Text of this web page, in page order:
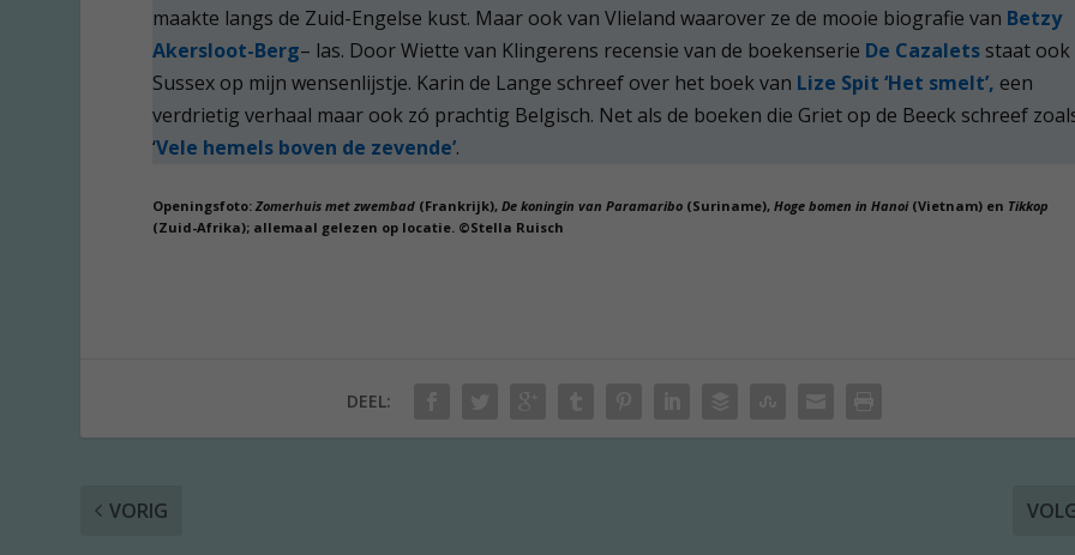
maakte langs de Zuid-Engelse kust. Maar ook van Vlieland waarover ze de mooie biografie van Betzy
Akersloot-Berg– las. Door Wiette van Klingerens recensie van de boekenserie De Cazalets staat ook
Sussex op mijn wensenlijstje. Karin de Lange schreef over het boek van Lize Spit ‘Het smelt’, een
verdrietig verhaal maar ook zó prachtig Belgisch. Net als de boeken die Griet op de Beeck schreef
‘Vele hemels boven de zevende’.
Openingsfoto:Zomerhuis met zwembad (Frankrijk),De koningin van Paramaribo (Suriname),Hoge bomen in Hanoi(Vietnam) en Tikkop
(Zuid-Afrika); allemaal gelezen op locatie. ©Stella Ruisch
DEEL:
VORIG